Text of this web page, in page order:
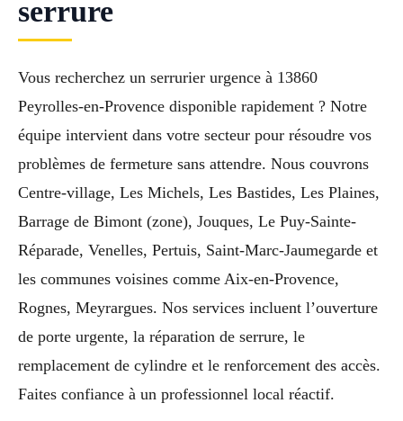
serrure
Vous recherchez un serrurier urgence à 13860
Peyrolles-en-Provence disponible rapidement ? Notre
équipe intervient dans votre secteur pour résoudre vos
problèmes de fermeture sans attendre. Nous couvrons
Centre-village, Les Michels, Les Bastides, Les Plaines,
Barrage de Bimont (zone), Jouques, Le Puy-Sainte-
Réparade, Venelles, Pertuis, Saint-Marc-Jaumegarde et
les communes voisines comme Aix-en-Provence,
Rognes, Meyrargues. Nos services incluent l’ouverture
de porte urgente, la réparation de serrure, le
remplacement de cylindre et le renforcement des accès.
Faites confiance à un professionnel local réactif.